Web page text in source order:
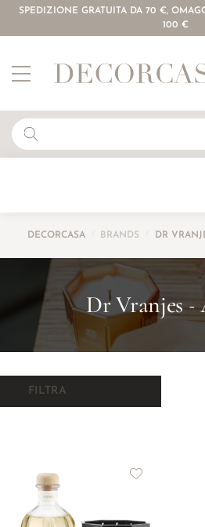
SPEDIZIONE GRATUITA DA 70 €,
100 €
DECORCASA BRANDS DR
Dr Vranjes-
FILTRA